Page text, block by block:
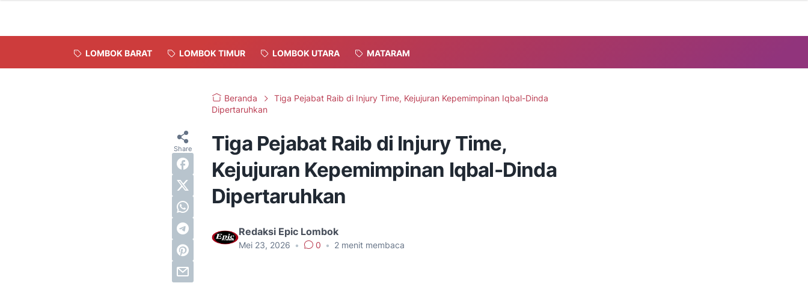
LOMBOK BARAT LOMBOK TIMUR LOMBOK UTARA MATARAM
Beranda
Tiga Pejabat Raib di Injury Time, Kejujuran Kepemimpinan Iqbal-Dinda
Dipertaruhkan
Tiga Pejabat Raib di Injury Time,
Kejujuran Kepemimpinan Iqbal-Dinda
Dipertaruhkan
Redaksi Epic Lombok
Mei 23, 2026 • 0 • 2 menit membaca